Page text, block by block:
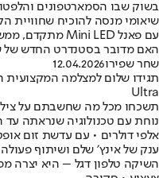
בשוק שבו הסמארטפונים
שיאומי מנסה להוכיח שחוויית
האם מדובר בסטנדרט החדש של
שחר שפירו12.04.2026
Ultra
נוחת עם טכנולוגיה שנראתה עד
אלפי דולרים • עם עדשת זום
השיקה טלפון דגל – היא יצרה